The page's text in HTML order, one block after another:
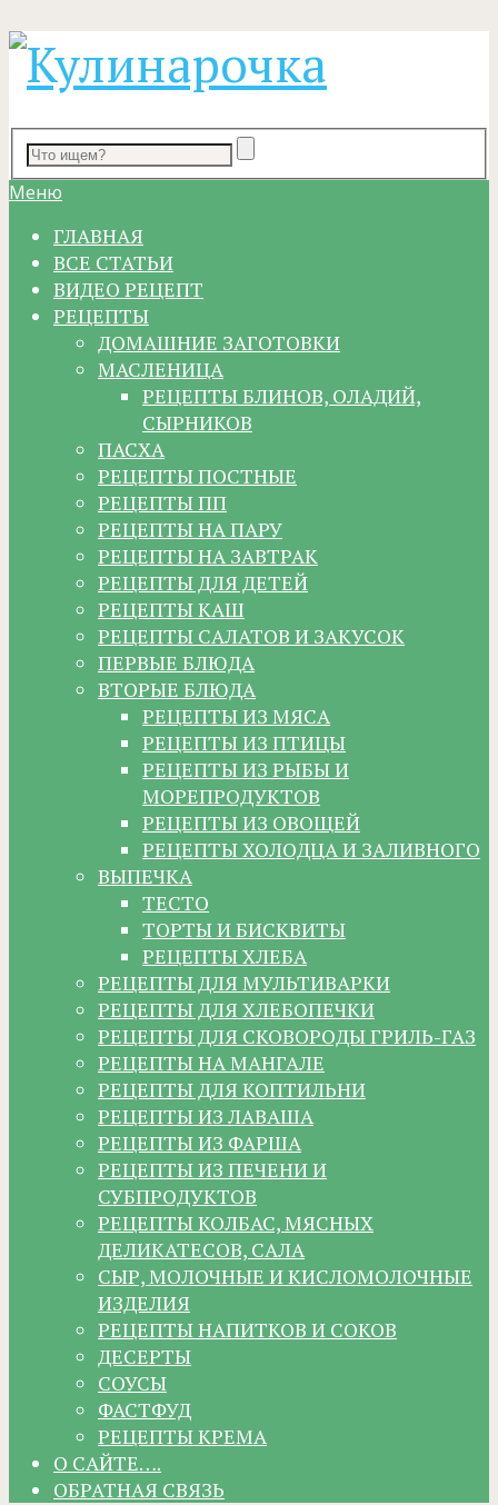
Меню
ГЛАВНАЯ
ВСЕ СТАТЬИ
ВИДЕО РЕЦЕПТ
РЕЦЕПТЫ
ДОМАШНИЕ ЗАГОТОВКИ
МАСЛЕНИЦА
РЕЦЕПТЫ БЛИНОВ, ОЛАДИЙ,
СЫРНИКОВ
ПАСХА
РЕЦЕПТЫ ПОСТНЫЕ
РЕЦЕПТЫ ПП
РЕЦЕПТЫ НА ПАРУ
РЕЦЕПТЫ НА ЗАВТРАК
РЕЦЕПТЫ ДЛЯ ДЕТЕЙ
РЕЦЕПТЫ КАШ
РЕЦЕПТЫ САЛАТОВ И ЗАКУСОК
ПЕРВЫЕ БЛЮДА
ВТОРЫЕ БЛЮДА
РЕЦЕПТЫ ИЗ МЯСА
РЕЦЕПТЫ ИЗ ПТИЦЫ
РЕЦЕПТЫ ИЗ РЫБЫ И
МОРЕПРОДУКТОВ
РЕЦЕПТЫ ИЗ ОВОЩЕЙ
РЕЦЕПТЫ ХОЛОДЦА И ЗАЛИВНОГО
ВЫПЕЧКА
ТЕСТО
ТОРТЫ И БИСКВИТЫ
РЕЦЕПТЫ ХЛЕБА
РЕЦЕПТЫ ДЛЯ МУЛЬТИВАРКИ
РЕЦЕПТЫ ДЛЯ ХЛЕБОПЕЧКИ
РЕЦЕПТЫ ДЛЯ СКОВОРОДЫ ГРИЛЬ-ГАЗ
РЕЦЕПТЫ НА МАНГАЛЕ
РЕЦЕПТЫ ДЛЯ КОПТИЛЬНИ
РЕЦЕПТЫ ИЗ ЛАВАША
РЕЦЕПТЫ ИЗ ФАРША
РЕЦЕПТЫ ИЗ ПЕЧЕНИ И
СУБПРОДУКТОВ
РЕЦЕПТЫ КОЛБАС, МЯСНЫХ
ДЕЛИКАТЕСОВ, САЛА
СЫР, МОЛОЧНЫЕ И КИСЛОМОЛОЧНЫЕ
ИЗДЕЛИЯ
РЕЦЕПТЫ НАПИТКОВ И СОКОВ
ДЕСЕРТЫ
СОУСЫ
ФАСТФУД
РЕЦЕПТЫ КРЕМА
О САЙТЕ….
ОБРАТНАЯ СВЯЗЬ